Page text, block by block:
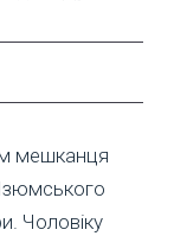
мешканця
Чоловіку